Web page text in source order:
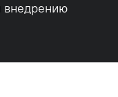
внедрению